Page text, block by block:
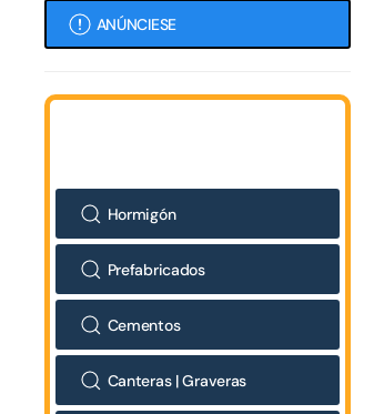
ANÚNCIESE
Hormigón
Prefabricados
Cementos
Canteras | Graveras